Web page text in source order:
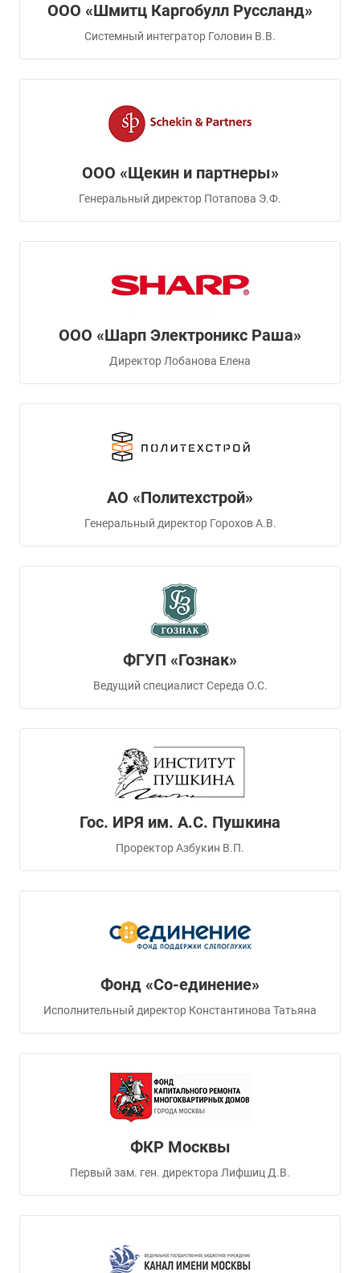
ООО «Шмитц Каргобулл Руссланд»
Системный интегратор Головин В.В.
ООО «Щекин и партнеры»
Генеральный директор Потапова Э.Ф.
ООО «Шарп Электроникс Раша»
Директор Лобанова Елена
АО «Политехстрой»
Генеральный директор Горохов А.В.
ФГУП «Гознак»
Ведущий специалист Середа О.С.
Гос. ИРЯ им. А.С. Пушкина
Проректор Азбукин В.П.
Фонд «Со-единение»
Исполнительный директор Константинова Татьяна
ФКР Москвы
Первый зам. ген. директора Лифшиц Д.В.